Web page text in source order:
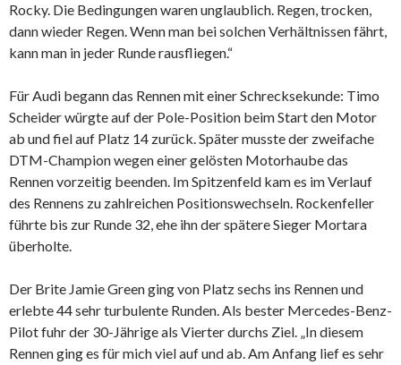
Rocky. Die Bedingungen waren unglaublich. Regen, trocken,
dann wieder Regen. Wenn man bei solchen Verhältnissen fährt,
kann man in jeder Runde rausfliegen.“
Für Audi begann das Rennen mit einer Schrecksekunde: Timo
Scheider würgte auf der Pole-Position beim Start den Motor
ab und fiel auf Platz 14 zurück. Später musste der zweifache
DTM-Champion wegen einer gelösten Motorhaube das
Rennen vorzeitig beenden. Im Spitzenfeld kam es im Verlauf
des Rennens zu zahlreichen Positionswechseln. Rockenfeller
führte bis zur Runde 32, ehe ihn der spätere Sieger Mortara
überholte.
Der Brite Jamie Green ging von Platz sechs ins Rennen und
erlebte 44 sehr turbulente Runden. Als bester Mercedes-Benz-
Pilot fuhr der 30-Jährige als Vierter durchs Ziel. „In diesem
Rennen ging es für mich viel auf und ab. Am Anfang lief es sehr